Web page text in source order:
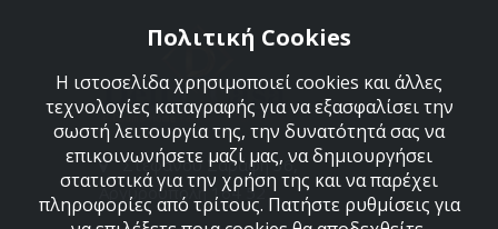
Στεφάνου Σαράφη 36,
Αργυρούπολη 164 52
Πολιτική Cookies
Η ιστοσελίδα χρησιμοποιεί cookies και άλλες
τεχνολογίες καταγραφής για να εξασφαλίσει την
σωστή λειτουργία της, την δυνατότητά σας να
επικοινωνήσετε μαζί μας, να δημιουργήσει
στατιστικά για την χρήση της και να παρέχει
πληροφορίες από τρίτους. Πατήστε ρυθμίσεις για